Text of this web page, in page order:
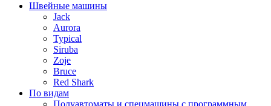
Швейные машины
Jack
Aurora
Typical
Siruba
Zoje
Bruce
Red Shark
По видам